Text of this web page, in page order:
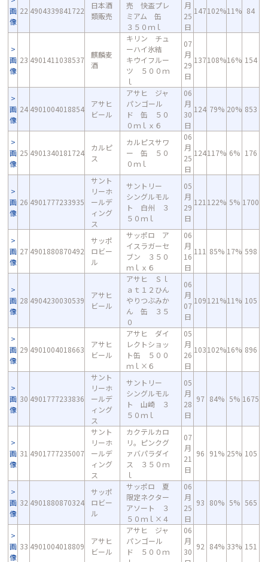
画
像
22 4904339841722
日本酒
類販売
売 快盃プレ
ミアム 缶
３５０ｍｌ
月
25
日
147102%11% 84
画
像
23 4901411038537
麒麟麦
酒
キリン チュ
ーハイ氷結
キウイフルー
ツ ５００ｍ
ｌ
07
月
29
日
137108%16% 154
画
像
24 4901004018854
アサヒ
ビール
アサヒ ジャ
パンゴール
ド 缶 ５０
０ｍｌｘ６
06
月
30
日
124 79% 20% 853
画
像
25 4901340181724
カルピ
ス
カルピスサワ
ー 缶 ５０
０ｍｌ
06
月
25
日
124117% 6% 176
画
像
26 4901777233935
サント
リーホ
ールデ
ィング
ス
サントリー
シングルモル
ト 白州 ３
５０ｍｌ
05
月
29
日
121 122% 5% 1700
画
像
27 4901880870492
サッポ
ロビー
ル
サッポロ ア
イスラガーセ
ブン ３５０
ｍｌｘ６
06
月
16
日
111 85% 17% 598
画
像
28 4904230030539
アサヒ
ビール
アサヒ Ｓｌ
ａｔ１２ひん
やりつぶみか
ん 缶 ３５
０
06
月
07
日
109121%11% 105
画
像
29 4901004018663
アサヒ
ビール
アサヒ ダイ
レクトショッ
ト缶 ５００
ｍｌ×６
05
月
26
日
103102%16% 896
画
像
30 4901777233836
サント
リーホ
ールデ
ィング
ス
サントリー
シングルモル
ト 山崎 ３
５０ｍｌ
05
月
28
日
97 84% 5% 1675
画
像
31 4901777235007
サント
リーホ
ールデ
ィング
ス
カクテルカロ
リ。ピンクグ
ァバパラダイ
ス ３５０ｍ
ｌ
07
月
21
日
96 91% 25% 105
画
像
32 4901880870324
サッポ
ロビー
ル
サッポロ 夏
限定ネクター
アソート ３
５０ｍｌ×４
06
月
25
日
93 80% 5% 565
画
像
33 4901004018809
アサヒ
ビール
アサヒ ジャ
パンゴール
ド ５００ｍ
06
月
30
92 84% 33% 151